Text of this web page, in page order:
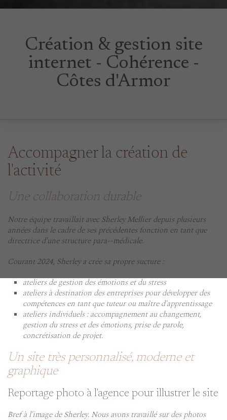
Création & gestion site
internet - Cohérence -
Côtes d'Armor
Accompagner la création de
l'activité
Une collaboration durable
Notre équipe travaillait avec Sherley Mellier depuis plusieurs
années dans le cadre de ses précédentes fonction en tant que
directrice d'une structure para--médicale.
Courant 2024, Sherley a crée sa propre sucture :
ateliers de gestion des émotions et du stress
ateliers à destination des entreprises pour développer des
compétences en tant que tuteur ou maître d'apprentissage
ateliers individuels : accompagnement au changement,
gestion du stress et des émotions, prise de parole,
concrétisation de projet.
Un site très personnalisé, moderne et
graphique
Reportage photo à l'agence pour illustrer le site
Bref à l'image de Sherley. Nous avons travaillé sur des photos